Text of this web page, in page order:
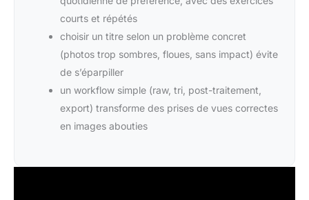
courts et répétés
choisir un titre selon un problème concret
(photos trop sombres, floues, sans impact) évite
de s’éparpiller
un workflow simple (raw, tri, post-traitement,
export) transforme des prises de vues correctes
en images abouties